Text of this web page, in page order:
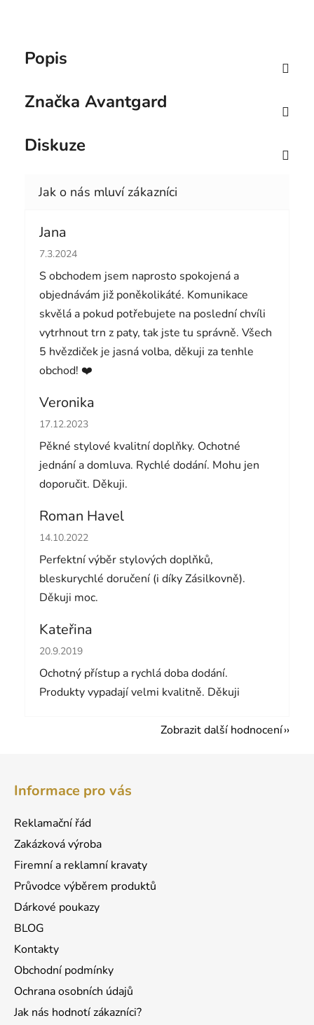
Popis
Značka Avantgard
Diskuze
Jana
Hodnocení obchodu je 5 z 5 hvězdiček.
7.3.2024
S obchodem jsem naprosto spokojená a
objednávám již poněkolikáté. Komunikace
skvělá a pokud potřebujete na poslední chvíli
vytrhnout trn z paty, tak jste tu správně. Všech
5 hvězdiček je jasná volba, děkuji za tenhle
obchod! ❤️
Veronika
Hodnocení obchodu je 5 z 5 hvězdiček.
17.12.2023
Pěkné stylové kvalitní doplňky. Ochotné
jednání a domluva. Rychlé dodání. Mohu jen
doporučit. Děkuji.
Roman Havel
Hodnocení obchodu je 5 z 5 hvězdiček.
14.10.2022
Perfektní výběr stylových doplňků,
bleskurychlé doručení (i díky Zásilkovně).
Děkuji moc.
Kateřina
Hodnocení obchodu je 5 z 5 hvězdiček.
20.9.2019
Ochotný přístup a rychlá doba dodání.
Produkty vypadají velmi kvalitně. Děkuji
Zobrazit další hodnocení
Informace pro vás
Reklamační řád
Zakázková výroba
Firemní a reklamní kravaty
Průvodce výběrem produktů
Dárkové poukazy
BLOG
Kontakty
Obchodní podmínky
Ochrana osobních údajů
Jak nás hodnotí zákazníci?